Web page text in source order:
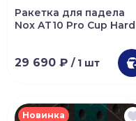
Ракетка для падела
Nox AT10 Pro Cup Hard
29 690 ₽ / 1 шт
Новинка